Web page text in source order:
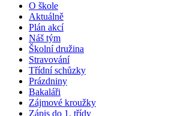
O škole
Aktuálně
Plán akcí
Náš tým
Školní družina
Stravování
Třídní schůzky
Prázdniny
Bakaláři
Zájmové kroužky
Zápis do 1. třídy